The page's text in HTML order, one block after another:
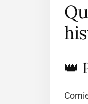
👑